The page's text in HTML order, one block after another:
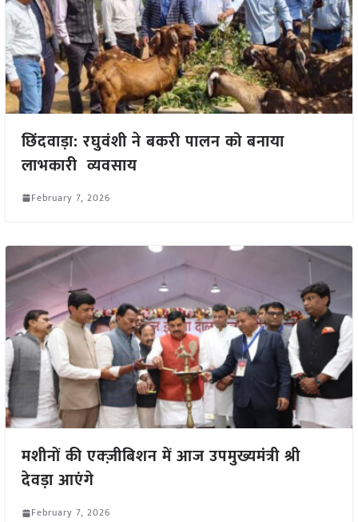
छिंदवाड़ा: रघुवंशी ने बकरी पालन को बनाया
लाभकारी व्यवसाय
February 7, 2026
मशीनों की एक्ज़ीबिशन में आज उपमुख्यमंत्री श्री
देवड़ा आएंगे
February 7, 2026